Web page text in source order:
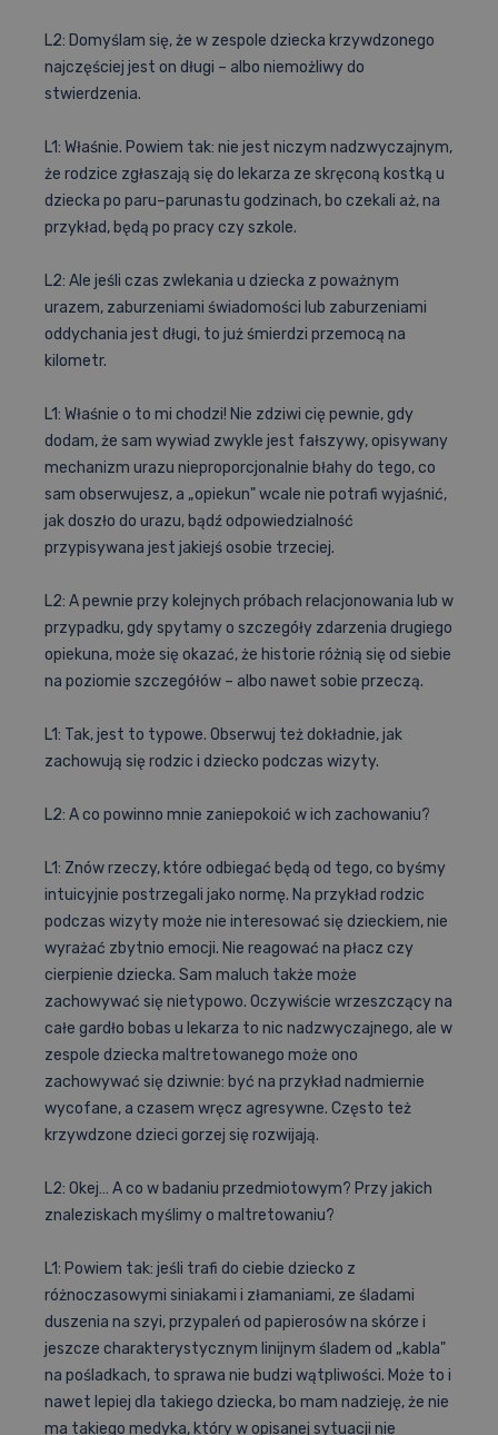
L2: Domyślam się, że w zespole dziecka krzywdzonego
najczęściej jest on długi – albo niemożliwy do
stwierdzenia.
L1: Właśnie. Powiem tak: nie jest niczym nadzwyczajnym,
że rodzice zgłaszają się do lekarza ze skręconą kostką u
dziecka po paru–parunastu godzinach, bo czekali aż, na
przykład, będą po pracy czy szkole.
L2: Ale jeśli czas zwlekania u dziecka z poważnym
urazem, zaburzeniami świadomości lub zaburzeniami
oddychania jest długi, to już śmierdzi przemocą na
kilometr.
L1: Właśnie o to mi chodzi! Nie zdziwi cię pewnie, gdy
dodam, że sam wywiad zwykle jest fałszywy, opisywany
mechanizm urazu nieproporcjonalnie błahy do tego, co
sam obserwujesz, a „opiekun" wcale nie potrafi wyjaśnić,
jak doszło do urazu, bądź odpowiedzialność
przypisywana jest jakiejś osobie trzeciej.
L2: A pewnie przy kolejnych próbach relacjonowania lub w
przypadku, gdy spytamy o szczegóły zdarzenia drugiego
opiekuna, może się okazać, że historie różnią się od siebie
na poziomie szczegółów – albo nawet sobie przeczą.
L1: Tak, jest to typowe. Obserwuj też dokładnie, jak
zachowują się rodzic i dziecko podczas wizyty.
L2: A co powinno mnie zaniepokoić w ich zachowaniu?
L1: Znów rzeczy, które odbiegać będą od tego, co byśmy
intuicyjnie postrzegali jako normę. Na przykład rodzic
podczas wizyty może nie interesować się dzieckiem, nie
wyrażać zbytnio emocji. Nie reagować na płacz czy
cierpienie dziecka. Sam maluch także może
zachowywać się nietypowo. Oczywiście wrzeszczący na
całe gardło bobas u lekarza to nic nadzwyczajnego, ale w
zespole dziecka maltretowanego może ono
zachowywać się dziwnie: być na przykład nadmiernie
wycofane, a czasem wręcz agresywne. Często też
krzywdzone dzieci gorzej się rozwijają.
L2: Okej… A co w badaniu przedmiotowym? Przy jakich
znaleziskach myślimy o maltretowaniu?
L1: Powiem tak: jeśli trafi do ciebie dziecko z
różnoczasowymi siniakami i złamaniami, ze śladami
duszenia na szyi, przypaleń od papierosów na skórze i
jeszcze charakterystycznym linijnym śladem od „kabla"
na pośladkach, to sprawa nie budzi wątpliwości. Może to i
nawet lepiej dla takiego dziecka, bo mam nadzieję, że nie
ma takiego medyka, który w opisanej sytuacji nie